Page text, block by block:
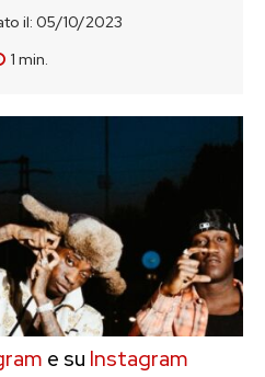
il: 05/10/2023
1 min.
e su Instagram